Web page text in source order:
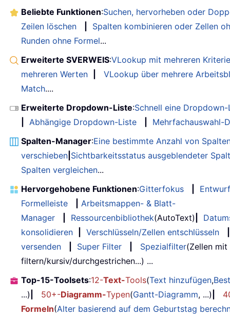
Beliebte Funktionen:Suchen, hervorheben oder
Zeilen löschen
Spalten kombinieren oder Zellen
Runden ohne Formel...
Erweiterte SVERWEIS:VLookup mit mehreren
mehreren Werten
VLookup über mehrere
Match....
Erweiterte Dropdown-Liste:Schnell eine
Abhängige Dropdown-Liste
Mehrfachauswahl-
Spalten-Manager:Eine bestimmte Anzahl von
verschieben Sichtbarkeitsstatus ausgeblendeter
Spalten vergleichen...
Hervorgehobene Funktionen:Gitterfokus
Entwurf
Formelleiste
Arbeitsmappen- & Blatt-
Manager
Ressourcenbibliothek(AutoText)
konsolidieren
Verschlüsseln/Zellen entschlüsseln
versenden
Super Filter Spezialfilter(Zellen
filtern/kursiv/durchgestrichen...) ...
Top-15-Toolsets:12-Text-Tools(Text hinzufügen,
...)
50+-Diagramm-Typen(Gantt-Diagramm, ...)
Formeln(Alter basierend auf dem Geburtstag